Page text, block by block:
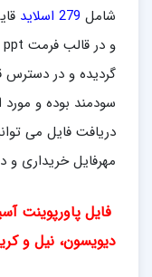
شامل 279 اسلاید
گردیده و در دسترس
سودمند بوده و مورد
دریافت فایل می
مهرفایل خریداری و
ديويسون، نيل و